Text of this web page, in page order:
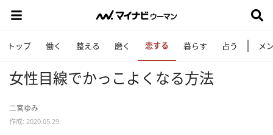
トップ 働く 整える 磨く 恋する 暮らす 占う メ
女性目線でかっこよくなる方法
二宮ゆみ
作成: 2020.05.29